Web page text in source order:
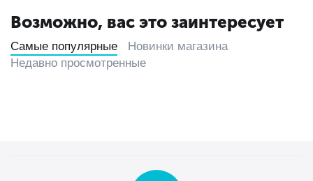
Возможно, вас это заинтересует
Самые популярные
Новинки магазина
Недавно просмотренные